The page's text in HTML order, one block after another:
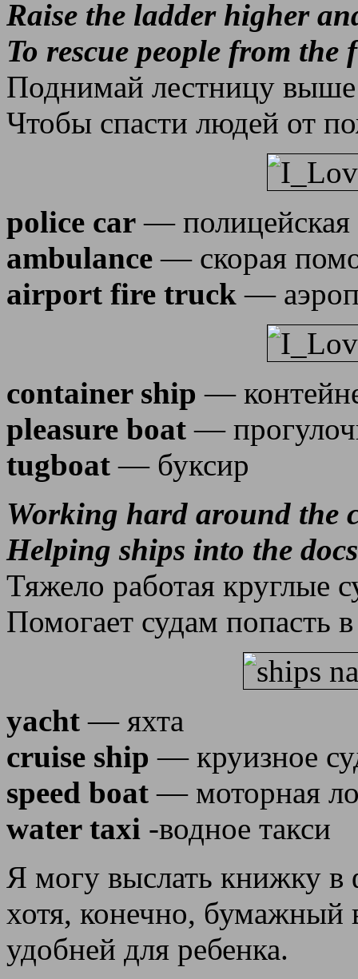
Raise the ladder higher
To rescue people from the
Поднимай лестницу
Чтобы спасти людей от
police car —
ambulance — скорая
airport fire truck —
container ship —
pleasure boat —
tugboat — буксир
Working hard around the
Helping ships into the
Тяжело работая круглые
Помогает судам попасть
yacht — яхта
cruise ship — круизное
speed boat — моторная
water taxi -водное такси
Я могу выслать книжку в
хотя, конечно, бумажный
удобней для ребенка.